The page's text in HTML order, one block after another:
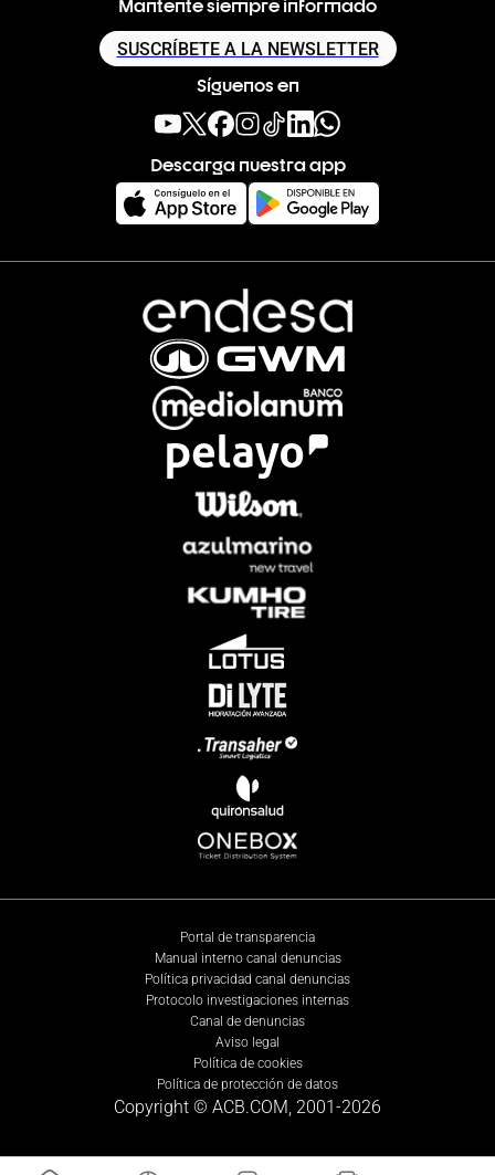
SUSCRÍBETE A LA NEWSLETTER
Síguenos en
Descarga nuestra app
Portal de transparencia
Manual interno canal denuncias
Política privacidad canal denuncias
Protocolo investigaciones internas
Canal de denuncias
Aviso legal
Política de cookies
Política de protección de datos
Copyright © ACB.COM, 2001-2026